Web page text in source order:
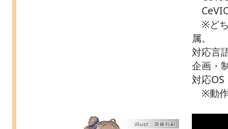
※どち
属。
対応言
企画・
対応
※動作